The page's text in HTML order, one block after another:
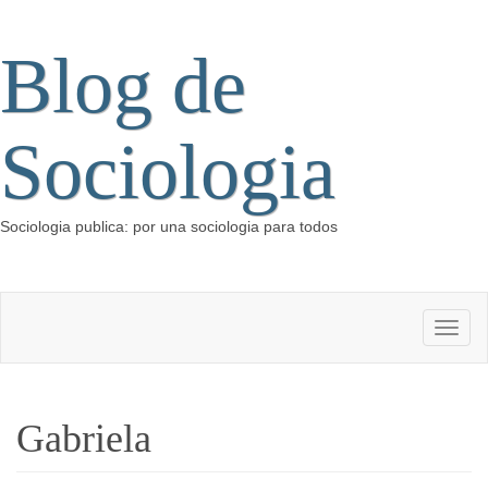
Blog de
Sociologia
Sociologia publica: por una sociologia para todos
Gabriela